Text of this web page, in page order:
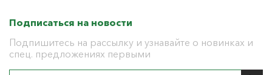
Подписаться на новости
Подпишитесь на рассылку и узнавайте о новинках и
спец. предложениях первыми